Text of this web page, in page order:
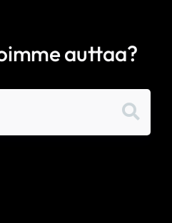
auttaa?